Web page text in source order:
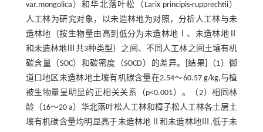
var.mongolica）和华北落叶松（Larix principis-rupprechtii）
人工林为研究对象，以未造林地为对照，分析人工林与未
造林地（按生物量由高到低分为未造林地Ⅰ、未造林地Ⅱ
和未造林地Ⅲ共3种类型）之间、不同人工林之间土壤有机
碳含量（SOC）和碳密度（SOCD）的差异。[结果]（1）御
道口地区未造林地土壤有机碳含量在2.54～60.57 g/kg,与植
被生物量呈明显的正相关关系（p<0.001）。（2）相同林
龄（16～20 a）华北落叶松人工林和樟子松人工林各土层土
壤有机碳含量均明显高于未造林地Ⅱ和未造林地Ⅲ,低于未